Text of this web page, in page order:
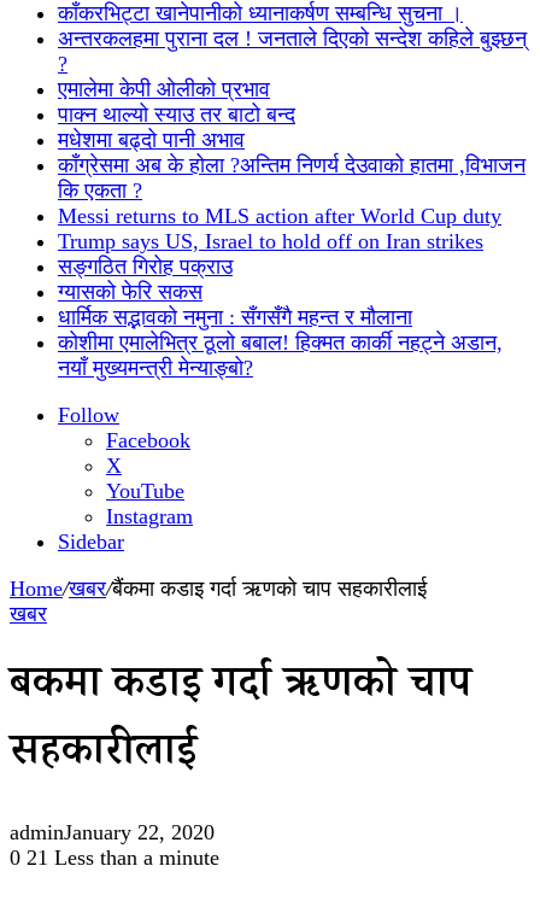
काँकरभिट्टा खानेपानीको ध्यानाकर्षण सम्बन्धि सुचना ।
अन्तरकलहमा पुराना दल ! जनताले दिएको सन्देश कहिले बुझ्छन्
?
एमालेमा केपी ओलीको प्रभाव
पाक्न थाल्यो स्याउ तर बाटो बन्द
मधेशमा बढ्दो पानी अभाव
काँग्रेसमा अब के होला ?अन्तिम निणर्य देउवाको हातमा ,विभाजन
कि एकता ?
Messi returns to MLS action after World Cup duty
Trump says US, Israel to hold off on Iran strikes
सङ्गठित गिरोह पक्राउ
ग्यासको फेरि सकस
धार्मिक सद्भावको नमुना : सँगसँगै महन्त र मौलाना
कोशीमा एमालेभित्र ठूलो बबाल! हिक्मत कार्की नहट्ने अडान,
नयाँ मुख्यमन्त्री मेन्याङ्बो?
Follow
Facebook
X
YouTube
Instagram
Sidebar
Home/खबर/बैंकमा कडाइ गर्दा ऋणको चाप सहकारीलाई
खबर
बैंकमा कडाइ गर्दा ऋणको चाप
सहकारीलाई
adminJanuary 22, 2020
0 21 Less than a minute